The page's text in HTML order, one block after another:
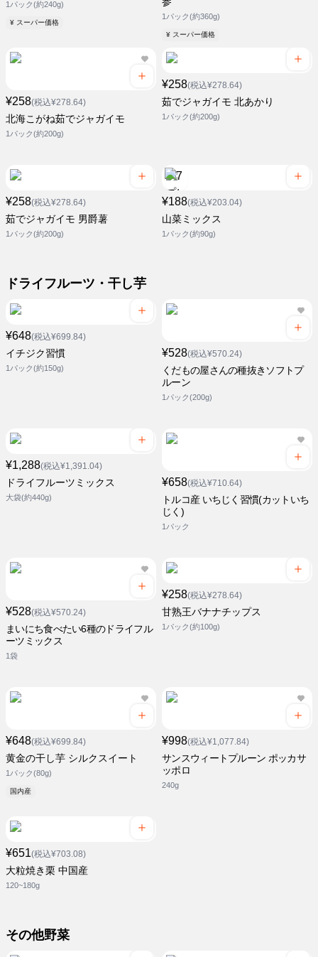
1パック(約240g)
¥ スーパー価格
1パック(約360g)
¥ スーパー価格
¥258(税込¥278.64)
北海こがね茹でジャガイモ
1パック(約200g)
¥258(税込¥278.64)
茹でジャガイモ 北あかり
1パック(約200g)
¥258(税込¥278.64)
茹でジャガイモ 男爵薯
1パック(約200g)
¥188(税込¥203.04)
山菜ミックス
1パック(約90g)
ドライフルーツ・干し芋
¥648(税込¥699.84)
イチジク習慣
1パック(約150g)
¥528(税込¥570.24)
くだもの屋さんの種抜きソフトプ
ルーン
1パック(200g)
¥1,288(税込¥1,391.04)
ドライフルーツミックス
大袋(約440g)
¥658(税込¥710.64)
トルコ産 いちじく習慣(カットいち
じく)
1パック
¥528(税込¥570.24)
まいにち食べたい6種のドライフル
ーツミックス
1袋
¥258(税込¥278.64)
甘熟王バナナチップス
1パック(約100g)
¥648(税込¥699.84)
黄金の干し芋 シルクスイート
1パック(80g)
国内産
¥998(税込¥1,077.84)
サンスウィートプルーン ポッカサ
ッポロ
240g
¥651(税込¥703.08)
大粒焼き栗 中国産
120~180g
その他野菜